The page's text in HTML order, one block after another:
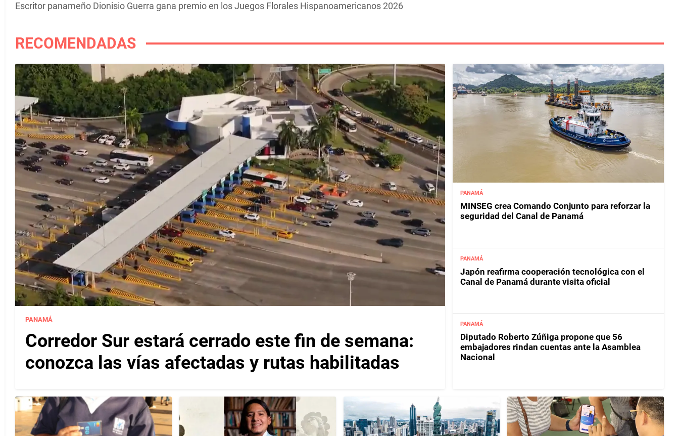
Escritor panameño Dionisio Guerra gana premio en los Juegos Florales Hispanoamericanos 2026
RECOMENDADAS
PANAMÁ
Corredor Sur estará cerrado este fin de semana:
conozca las vías afectadas y rutas habilitadas
PANAMÁ
MINSEG crea Comando Conjunto para reforzar la
seguridad del Canal de Panamá
PANAMÁ
Japón reafirma cooperación tecnológica con el
Canal de Panamá durante visita oficial
PANAMÁ
Diputado Roberto Zúñiga propone que 56
embajadores rindan cuentas ante la Asamblea
Nacional